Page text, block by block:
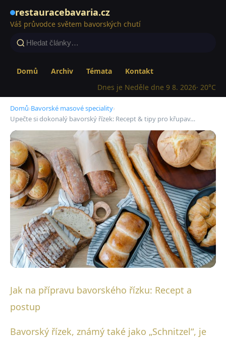
restauracebavaria.cz
Váš průvodce světem bavorských chutí
Domů Archiv Témata
Kontakt
Dnes je Neděle dne 9 8. 2026· 20°C
Domů›Bavorské masové speciality›
Upečte si dokonalý bavorský řízek: Recept & tipy pro křupav…
Bavorské masové speciality
Upečte si dokonalý bavorský
řízek: Recept & tipy pro
Jak na přípravu bavorského řízku: Recept a
postup
Bavorský řízek, známý také jako „Schnitzel“, je